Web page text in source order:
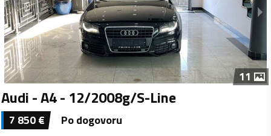
11
Audi - A4 - 12/2008g/S-Line
7 850€ Po dogovoru